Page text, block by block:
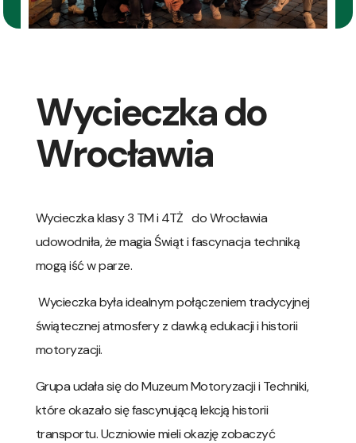
Wycieczka do
Wrocławia
Wycieczka klasy 3 TM i 4TŻ do Wrocławia
udowodniła, że magia Świąt i fascynacja techniką
mogą iść w parze.
Wycieczka była idealnym połączeniem tradycyjnej
świątecznej atmosfery z dawką edukacji i historii
motoryzacji.
​Grupa udała się do Muzeum Motoryzacji i Techniki,
które okazało się fascynującą lekcją historii
transportu. Uczniowie mieli okazję zobaczyć